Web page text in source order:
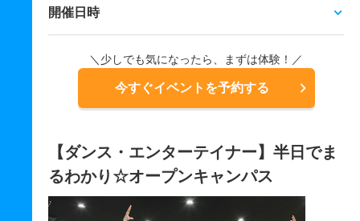
開催日時
＼少しでも気になったら、まずは体験！／
今すぐイベントを予約する
【ダンス・エンターテイナー】半日でま
るわかり☆オープンキャンパス